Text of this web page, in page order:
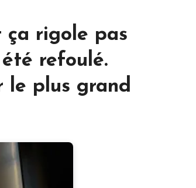
ça rigole pas
refoulé.
le plus grand